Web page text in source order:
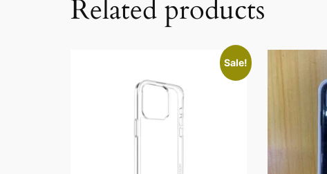
Related products
Sale!